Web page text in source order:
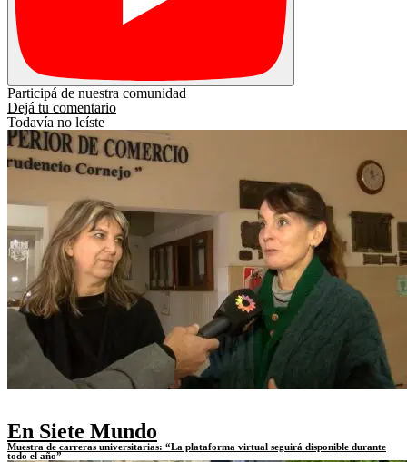
Participá de nuestra comunidad
Dejá tu comentario
Todavía no leíste
En Siete Mundo
Muestra de carreras universitarias: “La plataforma virtual seguirá disponible durante
todo el año”